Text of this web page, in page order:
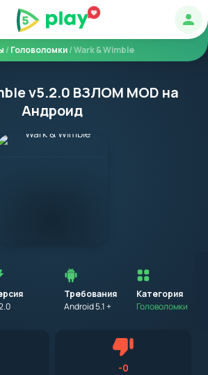
/Головоломки/ Wark & Wimble
v5.2.0 ВЗЛОМ MOD на
Андроид
Требования
Android 5.1 +
установкой
приложения
на
устройство
с
Категория
Головоломки
на установленную версию Android
минимально необходимую версию для
-0Не нравится